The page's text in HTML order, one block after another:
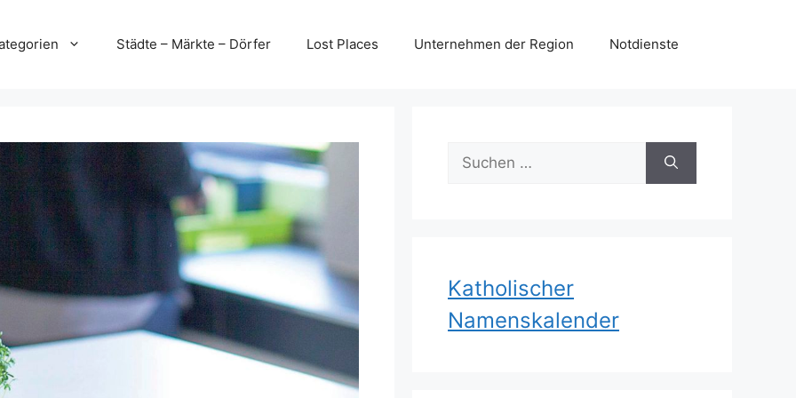
Städte – Märkte – Dörfer Lost Places Unternehmen der Region Notdienste
Suchen
nach:
Katholischer
Namenskalender